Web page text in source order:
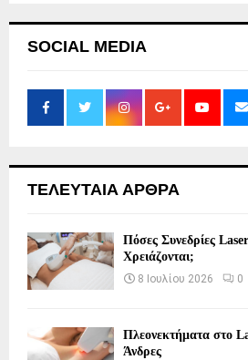
SOCIAL MEDIA
ΤΕΛΕΥΤΑΙΑ ΑΡΘΡΑ
Πόσες Συνεδρίες
Χρειάζονται;
8 Ιουλίου 2026 0
Πλεονεκτήματα στο
Άνδρες